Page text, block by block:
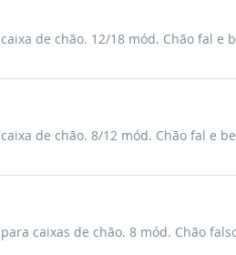
de chão. 12/18 mód. Chão fal e
de chão. 8/12 mód. Chão fal e
caixas de chão. 8 mód. Chão